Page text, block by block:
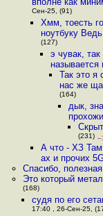
Сен-25, (91)
Хмм, тоесть
ноутбуку
(127)
э чувак,
называется
Так это я
нас же
(164)
дык,
(231)
А что - ХЗ
ax и прочих
Спасибо,
Это который
(168)
судя по его
17:40 , 26-Сен-25,